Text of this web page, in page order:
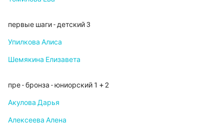
первые шаги - детский 3
Упилкова Алиса
Шемякина Елизавета
пре - бронза - юниорский 1 + 2
Акулова Дарья
Алексеева Алена